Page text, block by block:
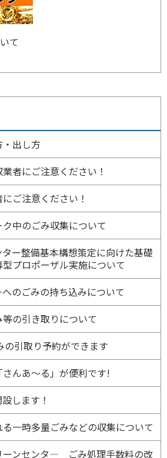
て
出し方
者にご注意ください！
ご注意ください！
中のごみ収集について
ー整備基本構想策定に向けた基礎
プロポーザル実施について
のごみの持ち込みについて
の引き取りについて
の引取り予約ができます
さんあ～る」が便利です!
します！
一時多量ごみなどの収集について
ーンセンタ― ごみ処理手数料の改